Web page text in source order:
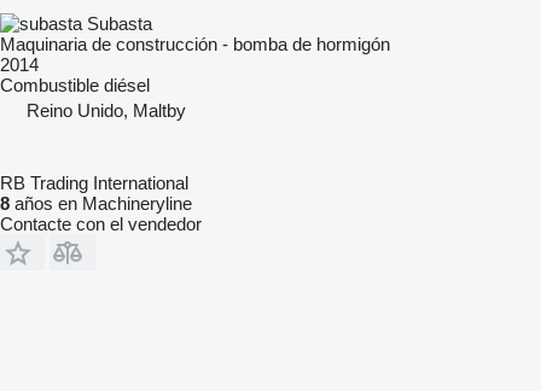
Subasta
Maquinaria de construcción - bomba de hormigón
2014
Combustible diésel
Reino Unido, Maltby
RB Trading International
8 años en Machineryline
Contacte con el vendedor